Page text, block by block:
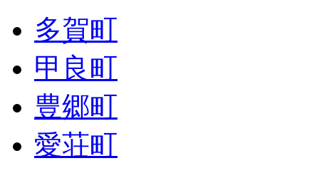
多賀町
甲良町
豊郷町
愛荘町